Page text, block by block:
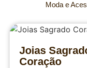
Moda e
Joias
Coração